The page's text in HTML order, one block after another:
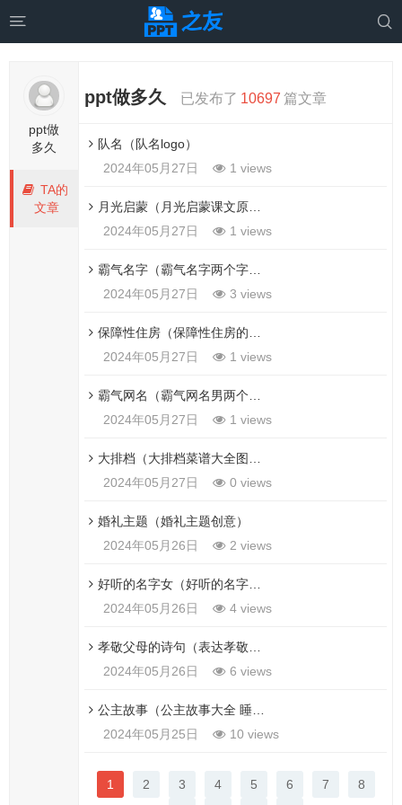
 
ppt做
多久
TA的
文章
ppt做多久 已发布了 10697 篇文章
队名（队名logo）
2024年05月27日
1 views
月光启蒙（月光启蒙课文原文阅读答案）
2024年05月27日
1 views
霸气名字（霸气名字两个字男生）
2024年05月27日
3 views
保障性住房（保障性住房的申请条件）
2024年05月27日
1 views
霸气网名（霸气网名男两个字）
2024年05月27日
1 views
大排档（大排档菜谱大全图片）
2024年05月27日
0 views
婚礼主题（婚礼主题创意）
2024年05月26日
2 views
好听的名字女（好听的名字女孩网名 昵称）
2024年05月26日
4 views
孝敬父母的诗句（表达孝敬父母的诗句）
2024年05月26日
6 views
公主故事（公主故事大全 睡前免费听）
2024年05月25日
10 views
1 2 3 4 5 6 7
8